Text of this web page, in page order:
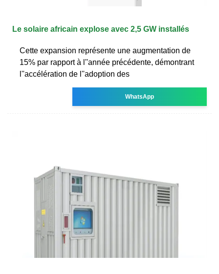
Le solaire africain explose avec 2,5 GW installés
Cette expansion représente une augmentation de
15% par rapport à l''année précédente, démontrant
l''accélération de l''adoption des
WhatsApp